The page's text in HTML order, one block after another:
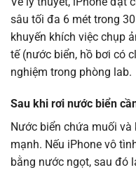
sâu tối đa 6 mét trong
khuyến khích việc chụp
tế (nước biển, hồ bơi có
nghiệm trong phòng lab.
Sau khi rơi nước biển
Nước biển chứa muối
mạnh. Nếu iPhone vô
bằng nước ngọt, sau đó